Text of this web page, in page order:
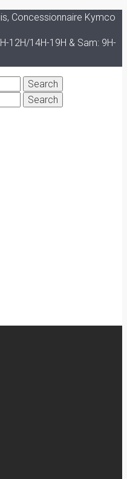
Concessionnaire Kymco
12H/14H-19H & Sam: 9H-